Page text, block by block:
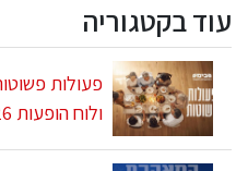
עוד בקטגוריה
פעולות
ולוח הופעות 2026